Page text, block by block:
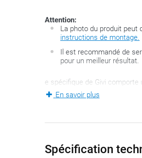
Attention:
La photo du produit peut
instructions de montage.
Il est recommandé de
pour un meilleur résultat.
e spécifique de Givi
disposent pas d’un porte-
Nous partageons ce conseil :
Vous conservez ainsi la
En savoir plus
Spécification